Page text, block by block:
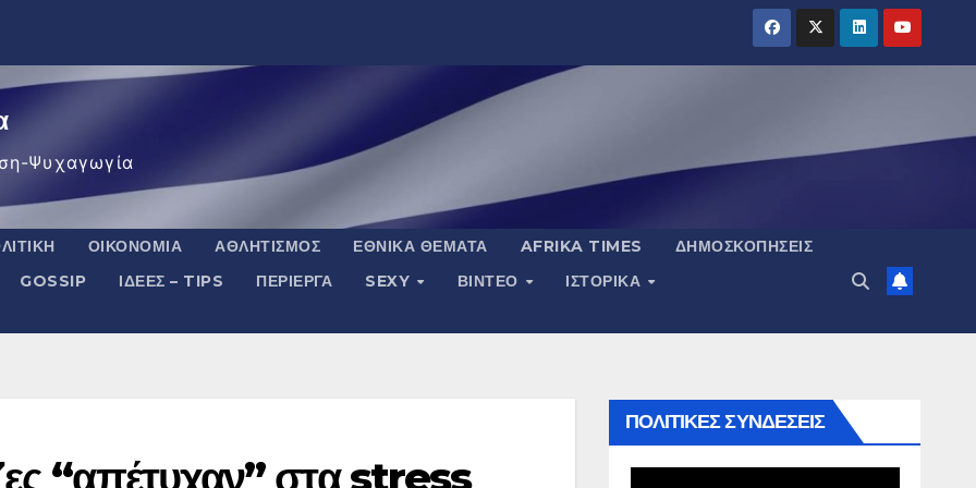
Ψυχαγωγία
ΟΙΚΟΝΟΜΊΑ ΑΘΛΗΤΙΣΜΌΣ ΕΘΝΙΚΆ ΘΈΜΑΤΑ AFRIKA TIMES
ΔΗΜΟΣΚΟΠΉΣΕΙΣ
GOSSIP ΙΔΈΕΣ – TIPS ΠΕΡΊΕΡΓΑ SEXY ΒΙΝΤΕΟ
ΙΣΤΟΡΙΚΆ
“απέτυχαν” στα stress
ΠΟΛΙΤΙΚΕΣ ΣΥΝΔΕΣΕΙΣ